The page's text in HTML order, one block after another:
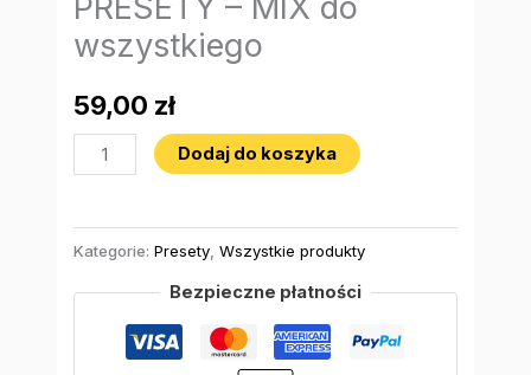
PRESETY – MIX do
wszystkiego
59,00 zł
Dodaj do koszyka
Kategorie:Presety ,Wszystkie produkty
Bezpieczne płatności